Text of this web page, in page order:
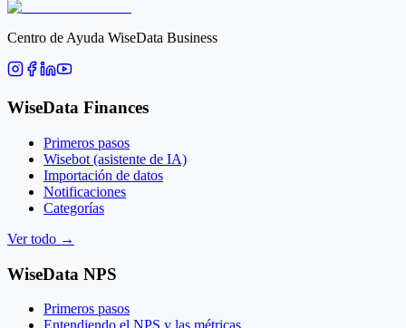
Centro de Ayuda WiseData Business
WiseData Finances
Primeros pasos
Wisebot (asistente de IA)
Importación de datos
Notificaciones
Categorías
Ver todo →
WiseData NPS
Primeros pasos